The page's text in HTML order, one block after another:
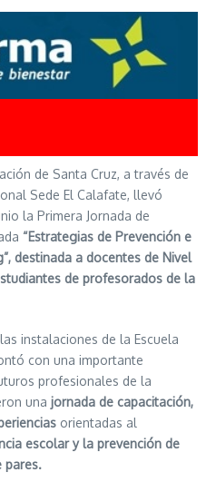
de Santa Cruz, a través de
Sede El Calafate, llevó
la Primera Jornada de
“Estrategias de Prevención e
destinada a docentes de Nivel
de profesorados de la
instalaciones de la Escuela
con una importante
profesionales de la
una jornada de capacitación,
orientadas al
escolar y la prevención de
pares.